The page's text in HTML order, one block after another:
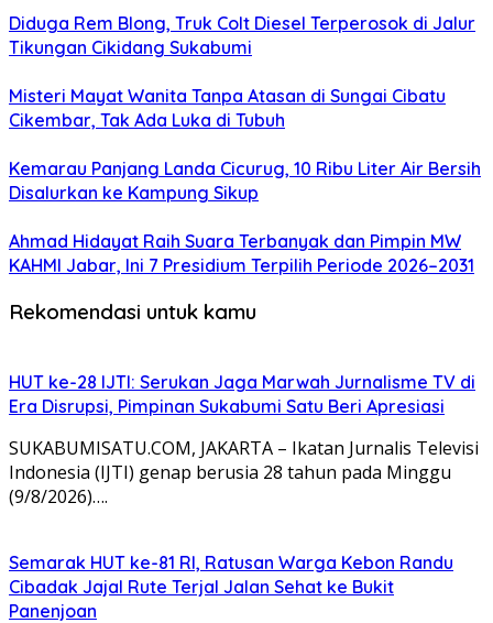
Diduga Rem Blong, Truk Colt Diesel Terperosok di Jalur
Tikungan Cikidang Sukabumi
Misteri Mayat Wanita Tanpa Atasan di Sungai Cibatu
Cikembar, Tak Ada Luka di Tubuh
Kemarau Panjang Landa Cicurug, 10 Ribu Liter Air Bersih
Disalurkan ke Kampung Sikup
Ahmad Hidayat Raih Suara Terbanyak dan Pimpin MW
KAHMI Jabar, Ini 7 Presidium Terpilih Periode 2026–2031
Rekomendasi untuk kamu
HUT ke-28 IJTI: Serukan Jaga Marwah Jurnalisme TV di
Era Disrupsi, Pimpinan Sukabumi Satu Beri Apresiasi
SUKABUMISATU.COM, JAKARTA – Ikatan Jurnalis Televisi
Indonesia (IJTI) genap berusia 28 tahun pada Minggu
(9/8/2026)….
Semarak HUT ke-81 RI, Ratusan Warga Kebon Randu
Cibadak Jajal Rute Terjal Jalan Sehat ke Bukit
Panenjoan